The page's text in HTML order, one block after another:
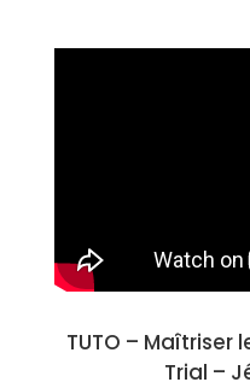
TUTO – Maîtriser
Trial –